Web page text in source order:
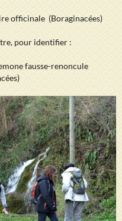
officinale (Boraginacées)
pour identifier :
fausse-renoncule